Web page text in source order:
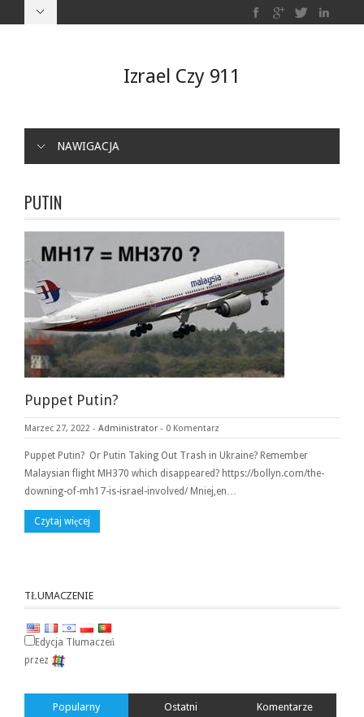
Izrael Czy 911
NAWIGACJA
PUTIN
Puppet Putin?
Marzec 27, 2022 - Administrator - 0 Komentarz
Puppet Putin? Or Putin Taking Out Trash in Ukraine? Remember
Malaysian flight MH370 which disappeared? https://bollyn.com/the-
downing-of-mh17-is-israel-involved/ Mniej,en…
Czytaj więcej
TŁUMACZENIE
Edycja Tłumaczeń
przez
Popularny Ostatni Komentarze